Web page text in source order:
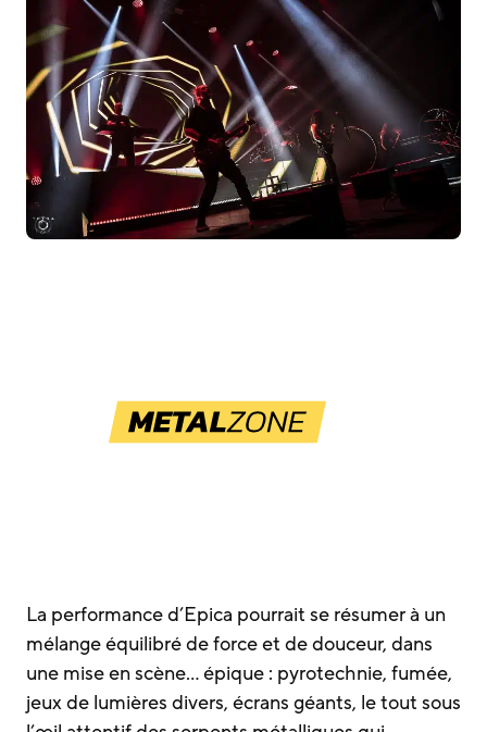
La performance d’Epica pourrait se résumer à un
mélange équilibré de force et de douceur, dans
une mise en scène… épique : pyrotechnie, fumée,
jeux de lumières divers, écrans géants, le tout sous